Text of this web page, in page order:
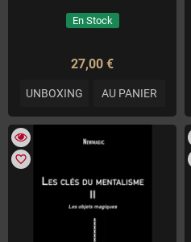
En Stock
27,00 €
UNBOXING AU PANIER
favorite_border